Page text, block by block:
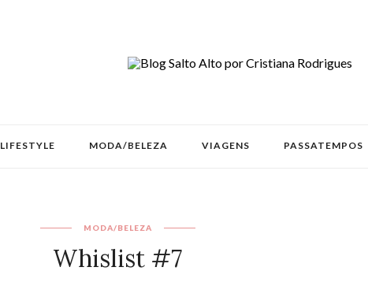
LIFESTYLE MODA/BELEZA VIAGENS PASSATEMPOS
MODA/BELEZA
Whislist #7